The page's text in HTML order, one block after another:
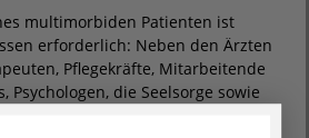
multimorbiden Patienten ist
erforderlich: Neben den Ärzten
Pflegekräfte, Mitarbeitende
Psychologen, die Seelsorge sowie